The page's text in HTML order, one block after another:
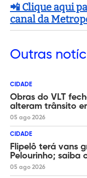
📲 Clique aqui
canal da
Outras
CIDADE
Obras do VLT
alteram trânsito
05 ago 2026
CIDADE
Flipelô terá vans
Pelourinho; saiba
05 ago 2026